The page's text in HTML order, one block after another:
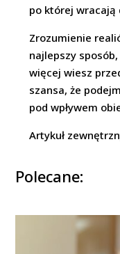
po której wracają
Zrozumienie
najlepszy
więcej wiesz
szansa, że
pod wpływem
Artykuł
Polecane: